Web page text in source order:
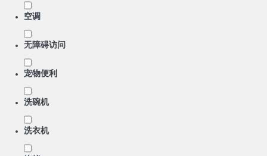
空调
无障碍访问
宠物便利
洗碗机
洗衣机